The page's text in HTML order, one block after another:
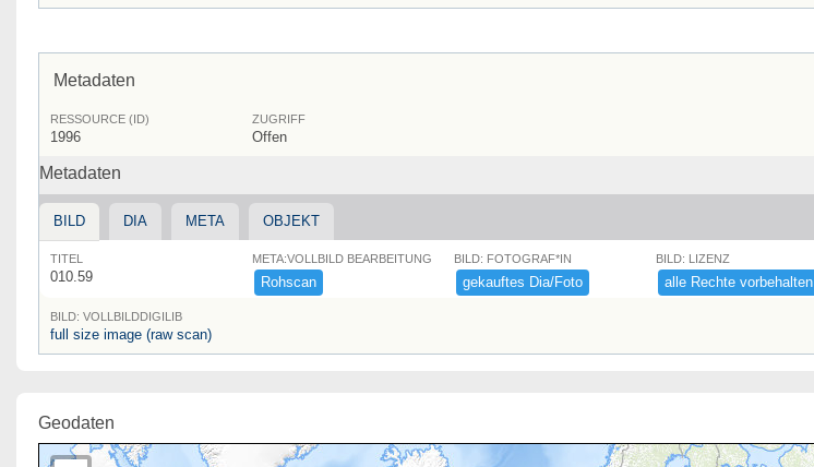
Metadaten
RESSOURCE (ID)
1996
ZUGRIFF
Offen
Metadaten
BILD DIA META OBJEKT
TITEL
010.59
META:VOLLBILD BEARBEITUNG
Rohscan
BILD: FOTOGRAF*IN
gekauftes ​Dia/​Foto
BILD: LIZENZ
alle ​Rechte ​vorbehalten
BILD: VOLLBILDDIGILIB
full size image (raw scan)
Geodaten